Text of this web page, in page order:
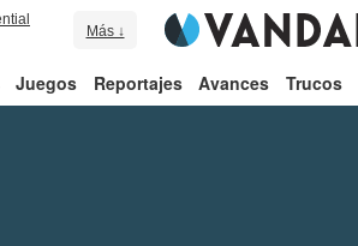
Más ↓
Juegos Reportajes Avances Trucos